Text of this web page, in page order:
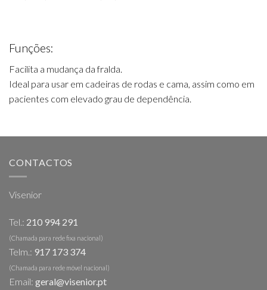
Funções:
Facilita a mudança da fralda.
Ideal para usar em cadeiras de rodas e cama, assim como em
pacientes com elevado grau de dependência.
CONTACTOS
Visenior
Tel.: 210 994 291
(Chamada para rede fixa nacional)
Telm.: 917 173 374
(Chamada para rede móvel nacional)
Email: geral@visenior.pt